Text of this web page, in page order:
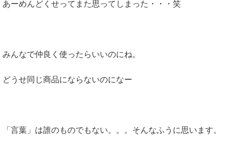
あーめんどくせってまた思ってしまった・・・笑
みんなで仲良く使ったらいいのにね。
どうせ同じ商品にならないのになー
「言葉」は誰のものでもない。。。そんなふうに思います。